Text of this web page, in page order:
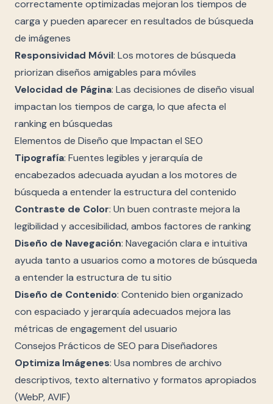
correctamente optimizadas mejoran los tiempos de
carga y pueden aparecer en resultados de búsqueda
de imágenes
Responsividad Móvil: Los motores de búsqueda
priorizan diseños amigables para móviles
Velocidad de Página: Las decisiones de diseño visual
impactan los tiempos de carga, lo que afecta el
ranking en búsquedas
Elementos de Diseño que Impactan el SEO
Tipografía: Fuentes legibles y jerarquía de
encabezados adecuada ayudan a los motores de
búsqueda a entender la estructura del contenido
Contraste de Color: Un buen contraste mejora la
legibilidad y accesibilidad, ambos factores de ranking
Diseño de Navegación: Navegación clara e intuitiva
ayuda tanto a usuarios como a motores de búsqueda
a entender la estructura de tu sitio
Diseño de Contenido: Contenido bien organizado
con espaciado y jerarquía adecuados mejora las
métricas de engagement del usuario
Consejos Prácticos de SEO para Diseñadores
Optimiza Imágenes: Usa nombres de archivo
descriptivos, texto alternativo y formatos apropiados
(WebP, AVIF)